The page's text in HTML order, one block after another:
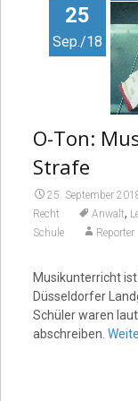
25
Sep./18
O-Ton:
Strafe
25. September
Recht Anwalt,
Schule Reporter
Musikunterricht
Düsseldorfer
Schüler waren
abschreiben.